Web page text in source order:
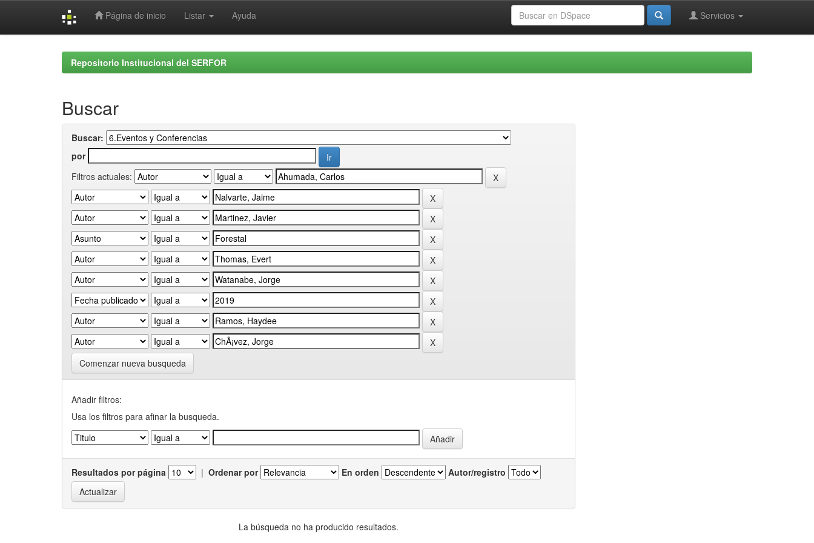
Página de inicio Listar Ayuda Servicios
Repositorio Institucional del SERFOR
Buscar
Buscar:
por
Filtros actuales:
Comenzar nueva busqueda
Añadir filtros:
Usa los filtros para afinar la busqueda.
Resultados por página | Ordenar por En orden Autor/registro
La búsqueda no ha producido resultados.